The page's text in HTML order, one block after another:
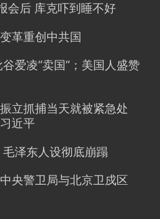
会后 库克吓到睡不好
革重创中共国
爱凌“卖国”；美国人盛赞
立抓捕当天就被紧急处
近平
泽东人设彻底崩蹋
央警卫局与北京卫戍区